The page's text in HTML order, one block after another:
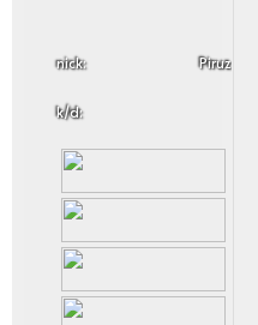
nick: Piruz
k/d: